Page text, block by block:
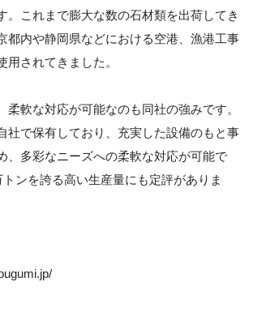
。これまで膨大な数の石材類を出荷してき
都内や静岡県などにおける空港、漁港工事
用されてきました。
柔軟な対応が可能なのも同社の強みです。
社で保有しており、充実した設備のもと事
、多彩なニーズへの柔軟な対応が可能で
ンを誇る高い生産量にも定評がありま